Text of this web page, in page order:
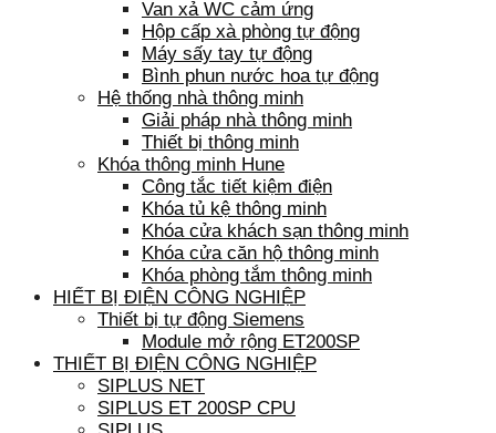
Van xả WC cảm ứng
Hộp cấp xà phòng tự động
Máy sấy tay tự động
Bình phun nước hoa tự động
Hệ thống nhà thông minh
Giải pháp nhà thông minh
Thiết bị thông minh
Khóa thông minh Hune
Công tắc tiết kiệm điện
Khóa tủ kệ thông minh
Khóa cửa khách sạn thông minh
Khóa cửa căn hộ thông minh
Khóa phòng tắm thông minh
HIẾT BỊ ĐIỆN CÔNG NGHIỆP
Thiết bị tự động Siemens
Module mở rộng ET200SP
THIẾT BỊ ĐIỆN CÔNG NGHIỆP
SIPLUS NET
SIPLUS ET 200SP CPU